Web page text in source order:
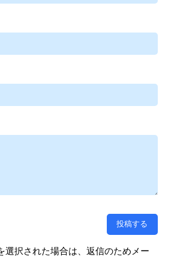
択された場合は、返信のためメー